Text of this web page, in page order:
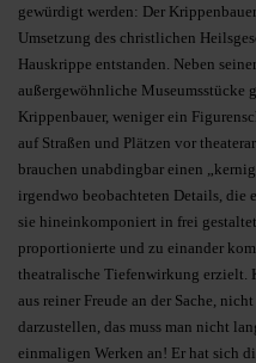
gewürdigt werden: Der
Umsetzung des christlichen
Hauskrippe entstanden. Neben
außergewöhnliche Museumsstücke
Krippenbauer, weniger ein
auf Straßen und Plätzen vor
brauchen unabdingbar einen
irgendwo beobachteten Details, die
sie hineinkomponiert in frei
proportionierte und zu einander
theatralische Tiefenwirkung erzielt.
aus reiner Freude an der Sache,
darzustellen, das muss man nicht
einmaligen Werken an! Er hat sich